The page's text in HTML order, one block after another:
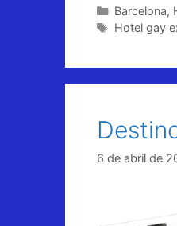
Categorías
Barcelona,
Etiquetas
Hotel gay
6 de abril de